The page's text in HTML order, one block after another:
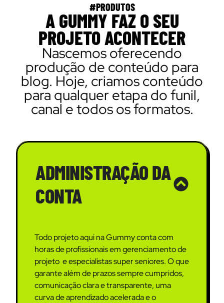
#PRODUTOS
A GUMMY FAZ O SEU
PROJETO ACONTECER
Nascemos oferecendo
produção de conteúdo para
blog. Hoje, criamos conteúdo
para qualquer etapa do funil,
canal e todos os formatos.
ADMINISTRAÇÃO DA
CONTA
Todo projeto aqui na Gummy conta com
horas de profissionais em gerenciamento de
projeto e especialistas super seniores. O que
garante além de prazos sempre cumpridos,
comunicação clara e transparente, uma
curva de aprendizado acelerada e o